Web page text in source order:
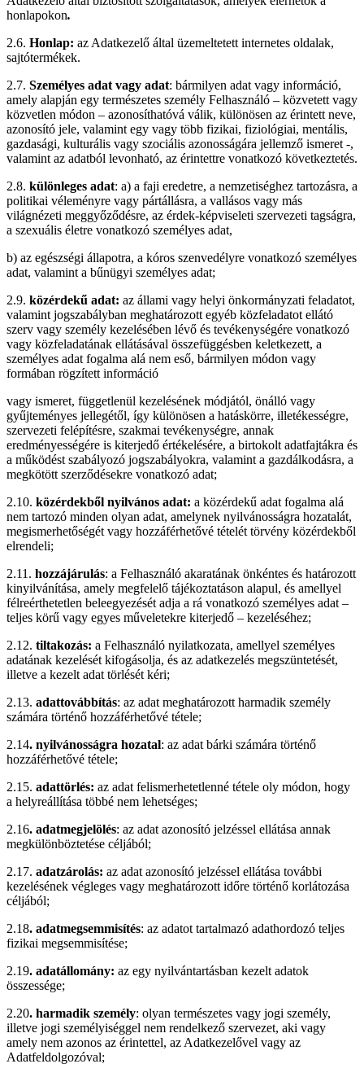
honlapokon.
2.6. Honlap: az Adatkezelő által üzemeltetett internetes oldalak,
sajtótermékek.
2.7. Személyes adat vagy adat: bármilyen adat vagy információ,
amely alapján egy természetes személy Felhasználó – közvetett vagy
közvetlen módon – azonosíthatóvá válik, különösen az érintett neve,
azonosító jele, valamint egy vagy több fizikai, fiziológiai, mentális,
gazdasági, kulturális vagy szociális azonosságára jellemző ismeret -,
valamint az adatból levonható, az érintettre vonatkozó következtetés.
2.8. különleges adat: a) a faji eredetre, a nemzetiséghez tartozásra, a
politikai véleményre vagy pártállásra, a vallásos vagy más
világnézeti meggyőződésre, az érdek-képviseleti szervezeti tagságra,
a szexuális életre vonatkozó személyes adat,
b) az egészségi állapotra, a kóros szenvedélyre vonatkozó személyes
adat, valamint a bűnügyi személyes adat;
2.9. közérdekű adat: az állami vagy helyi önkormányzati feladatot,
valamint jogszabályban meghatározott egyéb közfeladatot ellátó
szerv vagy személy kezelésében lévő és tevékenységére vonatkozó
vagy közfeladatának ellátásával összefüggésben keletkezett, a
személyes adat fogalma alá nem eső, bármilyen módon vagy
formában rögzített információ
vagy ismeret, függetlenül kezelésének módjától, önálló vagy
gyűjteményes jellegétől, így különösen a hatáskörre, illetékességre,
szervezeti felépítésre, szakmai tevékenységre, annak
eredményességére is kiterjedő értékelésére, a birtokolt adatfajtákra és
a működést szabályozó jogszabályokra, valamint a gazdálkodásra, a
megkötött szerződésekre vonatkozó adat;
2.10. közérdekből nyilvános adat: a közérdekű adat fogalma alá
nem tartozó minden olyan adat, amelynek nyilvánosságra hozatalát,
megismerhetőségét vagy hozzáférhetővé tételét törvény közérdekből
elrendeli;
2.11. hozzájárulás: a Felhasználó akaratának önkéntes és határozott
kinyilvánítása, amely megfelelő tájékoztatáson alapul, és amellyel
félreérthetetlen beleegyezését adja a rá vonatkozó személyes adat –
teljes körű vagy egyes műveletekre kiterjedő – kezeléséhez;
2.12. tiltakozás: a Felhasználó nyilatkozata, amellyel személyes
adatának kezelését kifogásolja, és az adatkezelés megszüntetését,
illetve a kezelt adat törlését kéri;
2.13. adattovábbítás: az adat meghatározott harmadik személy
számára történő hozzáférhetővé tétele;
2.14. nyilvánosságra hozatal: az adat bárki számára történő
hozzáférhetővé tétele;
2.15. adattörlés: az adat felismerhetetlenné tétele oly módon, hogy
a helyreállítása többé nem lehetséges;
2.16. adatmegjelölés: az adat azonosító jelzéssel ellátása annak
megkülönböztetése céljából;
2.17. adatzárolás: az adat azonosító jelzéssel ellátása további
kezelésének végleges vagy meghatározott időre történő korlátozása
céljából;
2.18. adatmegsemmisítés: az adatot tartalmazó adathordozó teljes
fizikai megsemmisítése;
2.19. adatállomány: az egy nyilvántartásban kezelt adatok
összessége;
2.20. harmadik személy: olyan természetes vagy jogi személy,
illetve jogi személyiséggel nem rendelkező szervezet, aki vagy
amely nem azonos az érintettel, az Adatkezelővel vagy az
Adatfeldolgozóval;